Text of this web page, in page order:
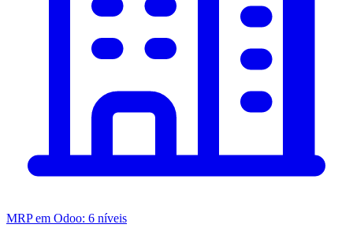
MRP em Odoo: 6 níveis